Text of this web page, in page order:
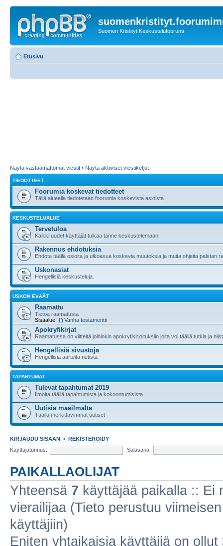
Suomen Kristityt Keskustelufoorumi
Etusivu
Näytä vastaamattomat viestit • Näytä aktiiviset viestiketjut
TIEDOTTEET
Foorumia koskevat tiedotteet
Tällä alueella tiedotetaan foorumia koskevista asioista
KESKUSTELUALUE
Tervetuloa
Kaikki uudet käyttäjät tulkaa tänne keskustelemaan
Rakennus ehdotuksia
Ehdota täällä osioita ja ulkoasua koskevia muutoksia ja muita ohjeita palstan
Uskonasiat
Hengellisiä keskusteluja.
USKON EVÄÄT
Raamattu
Tietoa raamatusta
Sisäalue:
Vanha testamentti
Apokryfikirjat
Raamatussa on viitteitä joihinkin apokryfikirjoituksiin joita voi täällä tutkia ja
Hengellisiä sivustoja
Hengellisiä aarteita netistä
TAPAHTUMAT
Tulevat tapahtumat 2019
Ilmoita täällä tapahtumista ja kokoontumisista
Uutisia maailmalta
Täällä merkittävimmät uutiset
KIRJAUDU SISÄÄN • REKISTERÖIDY
Käyttäjätunnus:
Salasana:
PAIKALLAOLIJAT
Yhteensä 7 käyttäjää paikalla :: Ei
vierailijaa (Tieto perustuu
käyttäjiin)
Eniten yhtaikaisia käyttäjiä on ollut